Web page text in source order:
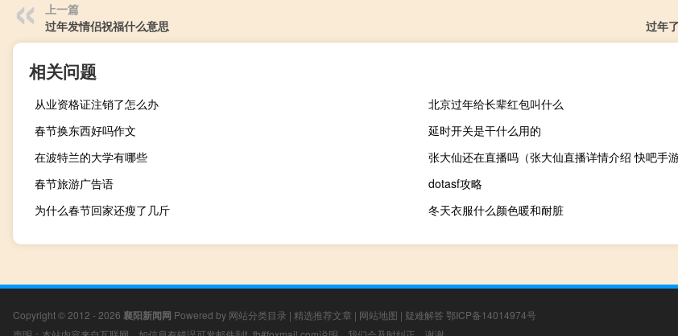
上一篇
过年发情侣祝福什么意思
过年
相关问题
从业资格证注销了怎么办
北京过年给长辈红包叫什么
春节换东西好吗作文
延时开关是干什么用的
在波特兰的大学有哪些
张大仙还在直播吗（张大仙直播详情介绍 快吧手游
春节旅游广告语
dotasf攻略
为什么春节回家还瘦了几斤
冬天衣服什么颜色暖和耐脏
Copyright © 2012 - 2026 襄阳新闻网 Powered by 网站分类目录 | 精选推荐文章 | 网站地图 | 疑难解答 鄂ICP备14014974号